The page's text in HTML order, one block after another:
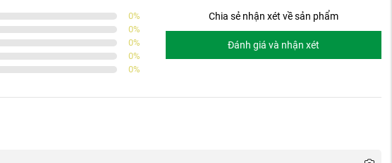
0%
0%
0%
0%
0%
Chia sẻ nhận xét về sản phẩm
Đánh giá và nhận xét